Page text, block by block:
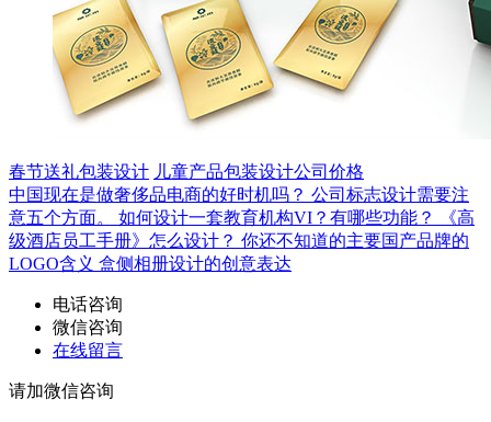
春节送礼包装设计 儿童产品包装设计公司价格
中国现在是做奢侈品电商的好时机吗？ 公司标志设计需要注
意五个方面。 如何设计一套教育机构VI？有哪些功能？
《高
级酒店员工手册》怎么设计？ 你还不知道的主要国产品牌的
LOGO含义 盒侧相册设计的创意表达
电话咨询
微信咨询
在线留言
请加微信咨询